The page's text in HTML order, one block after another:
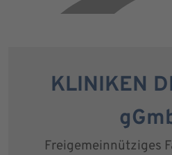
KLINIKEN
Freigemeinnütziges